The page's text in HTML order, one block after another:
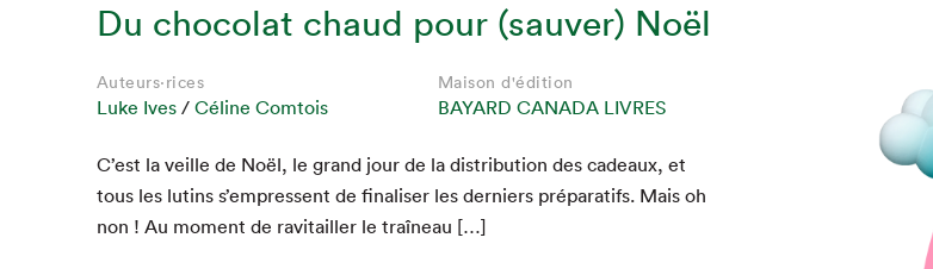
Du chocolat chaud pour (sauver) Noël
Auteurs·rices
Luke Ives/ Céline Comtois
Maison d'édition
BAYARD CANADA LIVRES
C’est la veille de Noël, le grand jour de la dis­tri­b­u­tion des cadeaux, et
tous les lutins s’empressent de finalis­er les derniers pré­parat­ifs. Mais oh
non ! Au moment de rav­i­tailler le traîneau […]